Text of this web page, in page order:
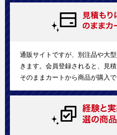
通販サイトですが、別注品や大
きます。会員登録されると、見
そのままカートから商品が購入